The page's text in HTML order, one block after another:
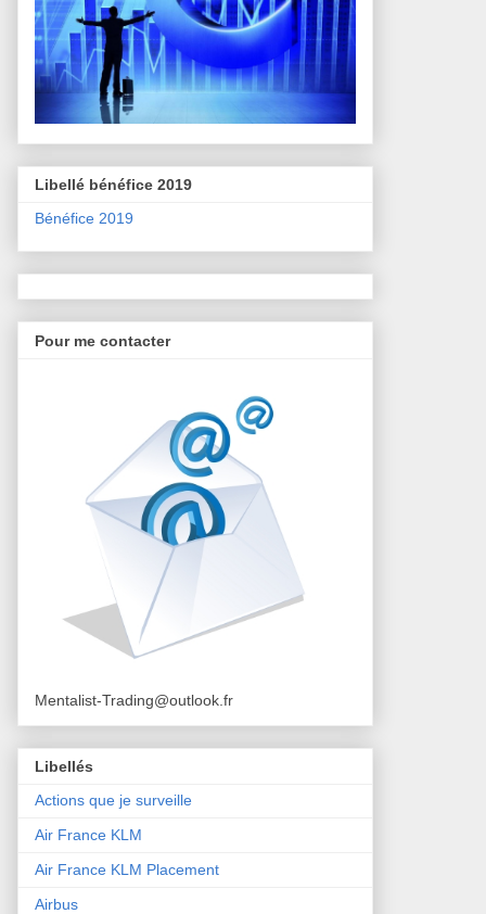
Libellé bénéfice 2019
Bénéfice 2019
Pour me contacter
Mentalist-Trading@outlook.fr
Libellés
Actions que je surveille
Air France KLM
Air France KLM Placement
Airbus